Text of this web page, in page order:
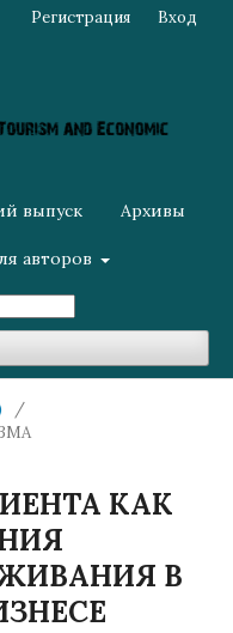
выпуск Архивы
авторов
Регистрация Вход
/
КАК
В